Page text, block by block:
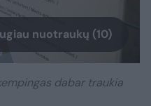
nuotraukų (10)
dabar traukia